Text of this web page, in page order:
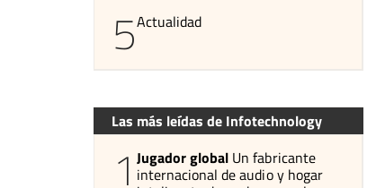
5Actualidad
Las más leídas de Infotechnology
1 Jugador global Un fabricante
internacional de audio y hogar